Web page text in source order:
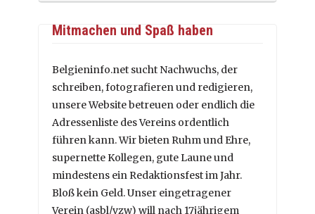
Mitmachen und Spaß haben
Belgieninfo.net sucht Nachwuchs, der
schreiben, fotografieren und redigieren,
unsere Website betreuen oder endlich die
Adressenliste des Vereins ordentlich
führen kann. Wir bieten Ruhm und Ehre,
supernette Kollegen, gute Laune und
mindestens ein Redaktionsfest im Jahr.
Bloß kein Geld. Unser eingetragener
Verein (asbl/vzw) will nach 17jährigem